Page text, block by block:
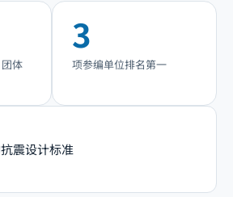
体
3
项参编单位排名第一
震设计标准